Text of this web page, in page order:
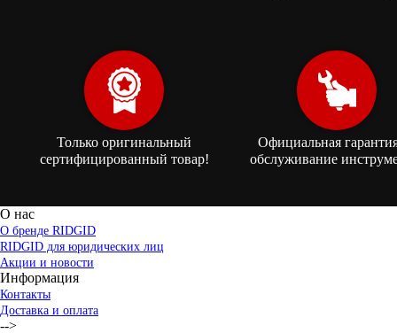
Только оригинальный
сертифицированный товар!
Официальная
обслуживание
О нас
О бренде RIDGID
RIDGID для юридических лиц
Акции и новости
Информация
Контакты
Доставка и оплата
-->